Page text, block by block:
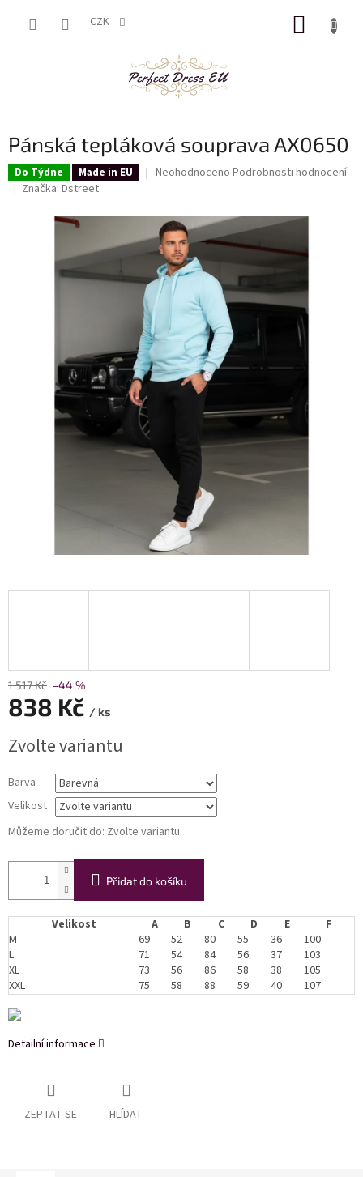
CZK
Pánská tepláková souprava AX0650
Do Týdne Made in EU
Průměrné
je
0,0
z
5
hvězdiček.
Neohodnoceno Podrobnosti hodnocení
Značka: Dstreet
1 517 Kč –44 %
838 Kč / ks
cena:
Zvolte variantu
Barva
Velikost
Můžeme doručit do: Zvolte variantu
Přidat do košíku
Velikost A B C D E
F
M
69 52 80 55 36
100
L
71 54 84 56 37
103
XL
73 56 86 58 38
105
XXL
75 58 88 59 40 107
Detailní informace
ZEPTAT SE HLÍDAT